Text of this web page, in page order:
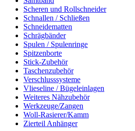
Scheren und Rollschneider
Schnallen / Schließen
Schneidematten
Schrägbänder
Spulen / Spulenringe
Spitzenborte
Stick-Zubehör
Taschenzubehör
Verschlusssysteme
Vlieseline / Bügeleinlagen
Weiteres Nähzubehör
Werkzeuge/Zangen
Woll-Rasierer/Kamm
Zierteil Anhänger